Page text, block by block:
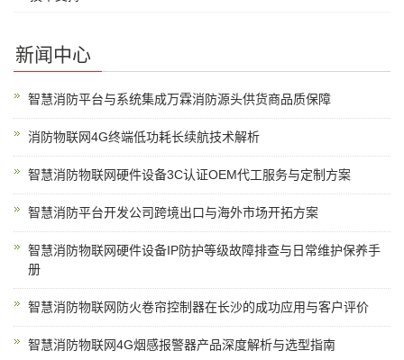
新闻中心
智慧消防平台与系统集成万霖消防源头供货商品质保障
消防物联网4G终端低功耗长续航技术解析
智慧消防物联网硬件设备3C认证OEM代工服务与定制方案
智慧消防平台开发公司跨境出口与海外市场开拓方案
智慧消防物联网硬件设备IP防护等级故障排查与日常维护保养手
册
智慧消防物联网防火卷帘控制器在长沙的成功应用与客户评价
智慧消防物联网4G烟感报警器产品深度解析与选型指南